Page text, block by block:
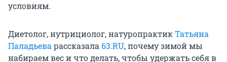
условиям.
Диетолог, нутрициолог, натуропрактикТатьяна
Паладьева рассказала 63.RU, почему зимой мы
набираем вес и что делать, чтобы удержать себя в